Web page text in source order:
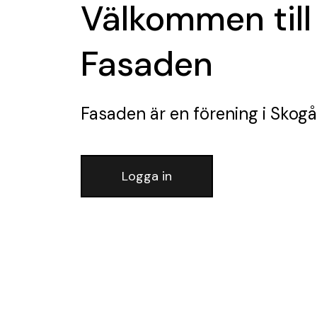
Välkommen till
Fasaden
Fasaden är en förening i
Logga in